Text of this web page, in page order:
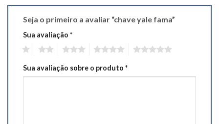
Seja o primeiro a avaliar “chave yale fama”
Sua avaliação *
Sua avaliação sobre o produto *